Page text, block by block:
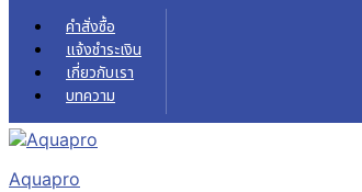
Skip to content
คำสั่งซื้อ
แจ้งชำระเงิน
เกี่ยวกับเรา
บทความ
Aquapro